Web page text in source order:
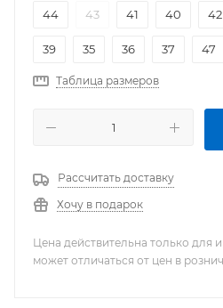
44
43 41 40 42
39 35 36 37 47
Таблица размеров
Рассчитать доставку
Хочу в подарок
Цена действительна только для
может отличаться от цен в